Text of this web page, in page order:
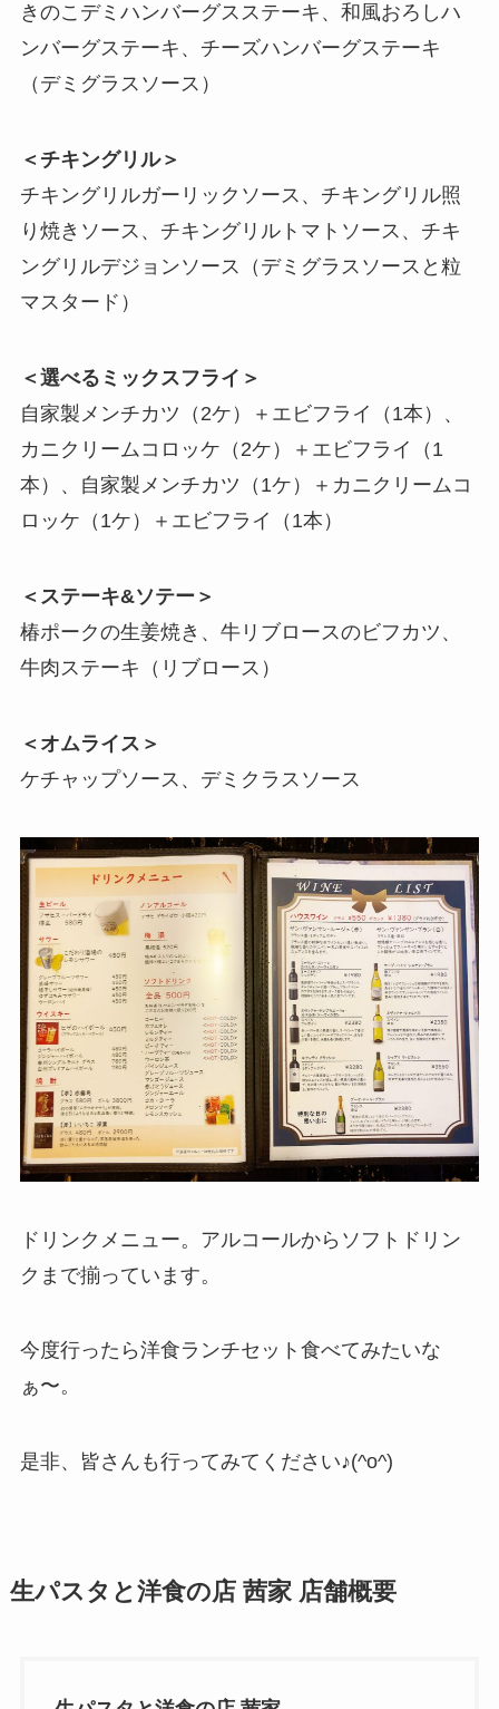
きのこデミハンバーグスステーキ、和風おろしハ
ンバーグステーキ、チーズハンバーグステーキ
（デミグラスソース）
＜チキングリル＞
チキングリルガーリックソース、チキングリル照
り焼きソース、チキングリルトマトソース、チキ
ングリルデジョンソース（デミグラスソースと粒
マスタード）
＜選べるミックスフライ＞
自家製メンチカツ（2ケ）＋エビフライ（1本）、
カニクリームコロッケ（2ケ）＋エビフライ（1
本）、自家製メンチカツ（1ケ）＋カニクリームコ
ロッケ（1ケ）＋エビフライ（1本）
＜ステーキ&ソテー＞
椿ポークの生姜焼き、牛リブロースのビフカツ、
牛肉ステーキ（リブロース）
＜オムライス＞
ケチャップソース、デミクラスソース
ドリンクメニュー。アルコールからソフトドリン
クまで揃っています。
今度行ったら洋食ランチセット食べてみたいな
ぁ〜。
是非、皆さんも行ってみてください♪(^o^)
生パスタと洋食の店 茜家 店舗概要